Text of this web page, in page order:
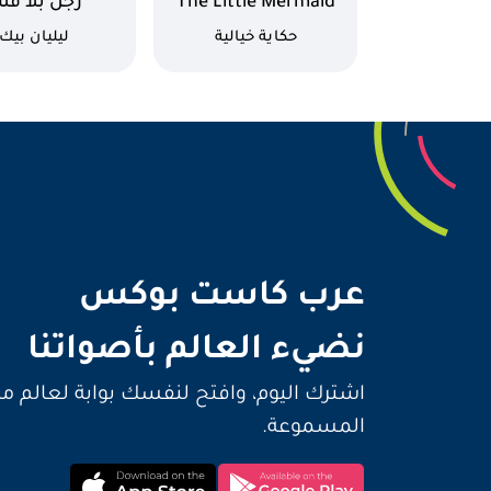
كاتب
حكاية خيالية كاتب
ليليان بيك
عرب كاست بوكس
نضيء العالم بأصواتنا
اشترك اليوم، وافتح لنفسك بوابة لعالم
المسموعة.